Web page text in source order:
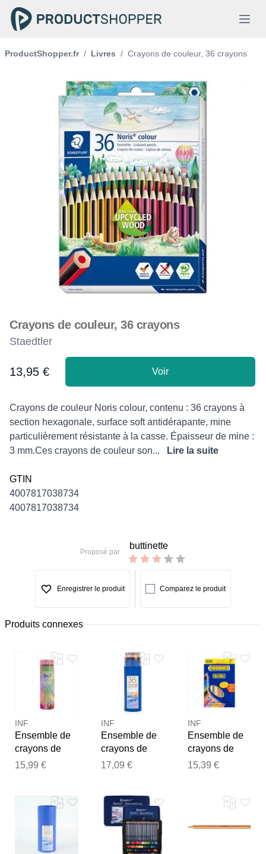
ProductShopper.fr / Livres / Crayons de couleur, 36 crayons
Crayons de couleur, 36 crayons
Staedtler
Product information
13,95 € Voir
Description
Crayons de couleur Noris colour, contenu : 36 crayons à
section hexagonale, surface soft antidérapante, mine
particulièrement résistante à la casse. Épaisseur de mine :
3 mm.Ces crayons de couleur son...
Lire la suite
GTIN
4007817038734
4007817038734
Proposé par
buttinette
Enregistrer le produit Comparez le produit
Produits connexes
INF
Ensemble de
crayons de
couleur - 36
dessin à base
coloriage
15,99 €
INF
Ensemble de
crayons de
couleur 36
couleur à base
d'huile pour le
dessin et le
coloriage
17,09 €
INF
Ensemble de
crayons de
couleur - 36
coloriage
15,39 €
Notre équipe va maintenant
examiner vos commentaires
avant de les publier.